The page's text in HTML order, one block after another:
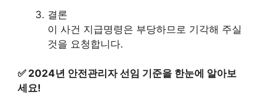
결론
이 사건 지급명령은 부당하므로 기각해 주실
것을 요청합니다.
✅ 2024년 안전관리자 선임 기준을 한눈에 알아보
세요!